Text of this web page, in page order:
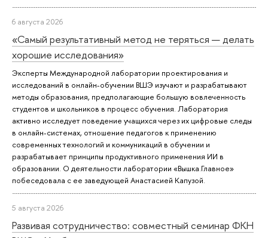
6 августа 2026
«Самый результативный метод не теряться — делать
хорошие исследования»
Эксперты Международной лаборатории проектирования и
исследований в онлайн-обучении ВШЭ изучают и разрабатывают
методы образования, предполагающие большую вовлеченность
студентов и школьников в процесс обучения. Лаборатория
активно исследует поведение учащихся через их цифровые следы
в онлайн-системах, отношение педагогов к применению
современных технологий и коммуникаций в обучении и
разрабатывает принципы продуктивного применения ИИ в
образовании. О деятельности лаборатории «Вышка.Главное»
побеседовала с ее заведующей Анастасией Капузой.
5 августа 2026
Развивая сотрудничество: совместный семинар ФКН